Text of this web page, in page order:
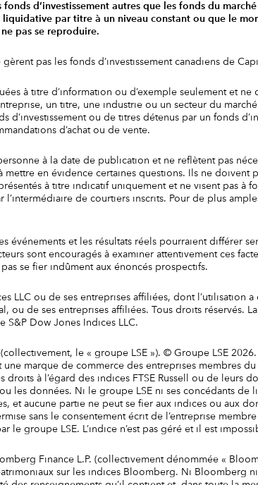
d’investissement autres que les fonds du
par titre à un niveau constant ou que le
pas se reproduire.
pas les fonds d’investissement canadiens de
à titre d’information ou d’exemple seulement et
un titre, une industrie ou un secteur du
d’investissement ou de titres détenus par un fonds
d’achat ou de vente.
à la date de publication et ne reflètent pas
en évidence certaines questions. Ils ne doivent
à titre indicatif uniquement et ne visent pas à
de courtiers inscrits. Pour de plus
événements et les résultats réels pourraient différer
sont encouragés à examiner attentivement ces
se fier indûment aux énoncés prospectifs.
LLC ou de ses entreprises affiliées, dont l’utilisation
ou de ses entreprises affiliées. Tous droits réservés.
S&P Dow Jones Indices LLC.
le « groupe LSE »). © Groupe LSE 2026.
marque de commerce des entreprises membres
à l’égard des indices FTSE Russell ou de leurs
les données. Ni le groupe LSE ni ses concédants de
et aucune partie ne peut se fier aux indices ou aux
sans le consentement écrit de l’entreprise
groupe LSE. L’indice n’est pas géré et il est
Finance L.P. (collectivement dénommée «
sur les indices Bloomberg. Ni Bloomberg